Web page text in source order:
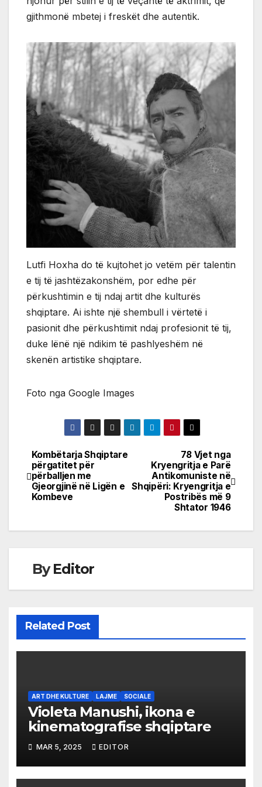
gjithmonë mbetej i freskët dhe autentik.
Lutfi Hoxha do të kujtohet jo vetëm për talentin
e tij të jashtëzakonshëm, por edhe për
përkushtimin e tij ndaj artit dhe kulturës
shqiptare. Ai ishte një shembull i vërtetë i
pasionit dhe përkushtimit ndaj profesionit të tij,
duke lënë një ndikim të pashlyeshëm në
skenën artistike shqiptare.
Foto nga Google Images
Post
navigation
78 Vjet nga
Kryengritja e Parë
Antikomuniste në
Shqipëri: Kryengritja e
Postribës më 9
Shtator 1946
Kombëtarja Shqiptare
përgatitet për
përballjen me
Gjeorgjinë në Ligën e
Kombeve
ByEditor
Related Post
ART DHE KULTURE LAJME SOCIALE
Violeta Manushi, ikona e
kinematografise shqiptare
MAR 5, 2025 EDITOR